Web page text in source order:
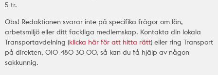
5 tr.
Obs! Redaktionen svarar inte på specifika frågor om lön,
arbetsmiljö eller ditt fackliga medlemskap. Kontakta din lokala
Transportavdelning (klicka här för att hitta rätt) eller ring Transport
på direkten, 010-480 30 00, så kan du få hjälp av någon
sakkunnig.